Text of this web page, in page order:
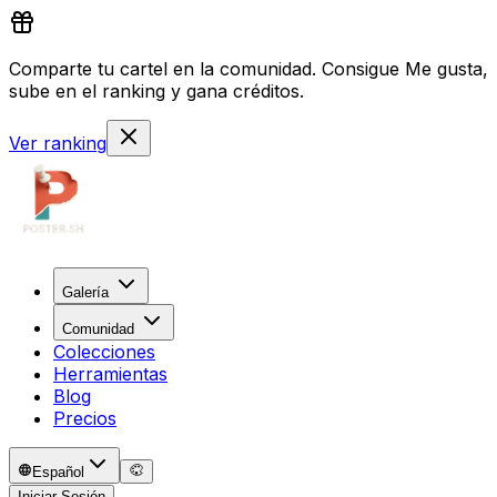
Comparte tu cartel en la comunidad. Consigue Me gusta,
sube en el ranking y gana créditos.
Ver ranking
Galería
Comunidad
Colecciones
Herramientas
Blog
Precios
Español